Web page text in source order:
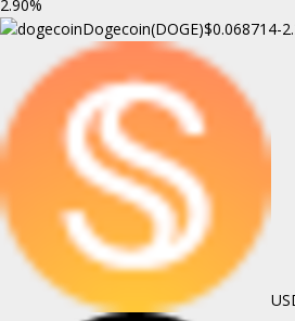
2.90%
Dogecoin(DOGE)$0.068714-